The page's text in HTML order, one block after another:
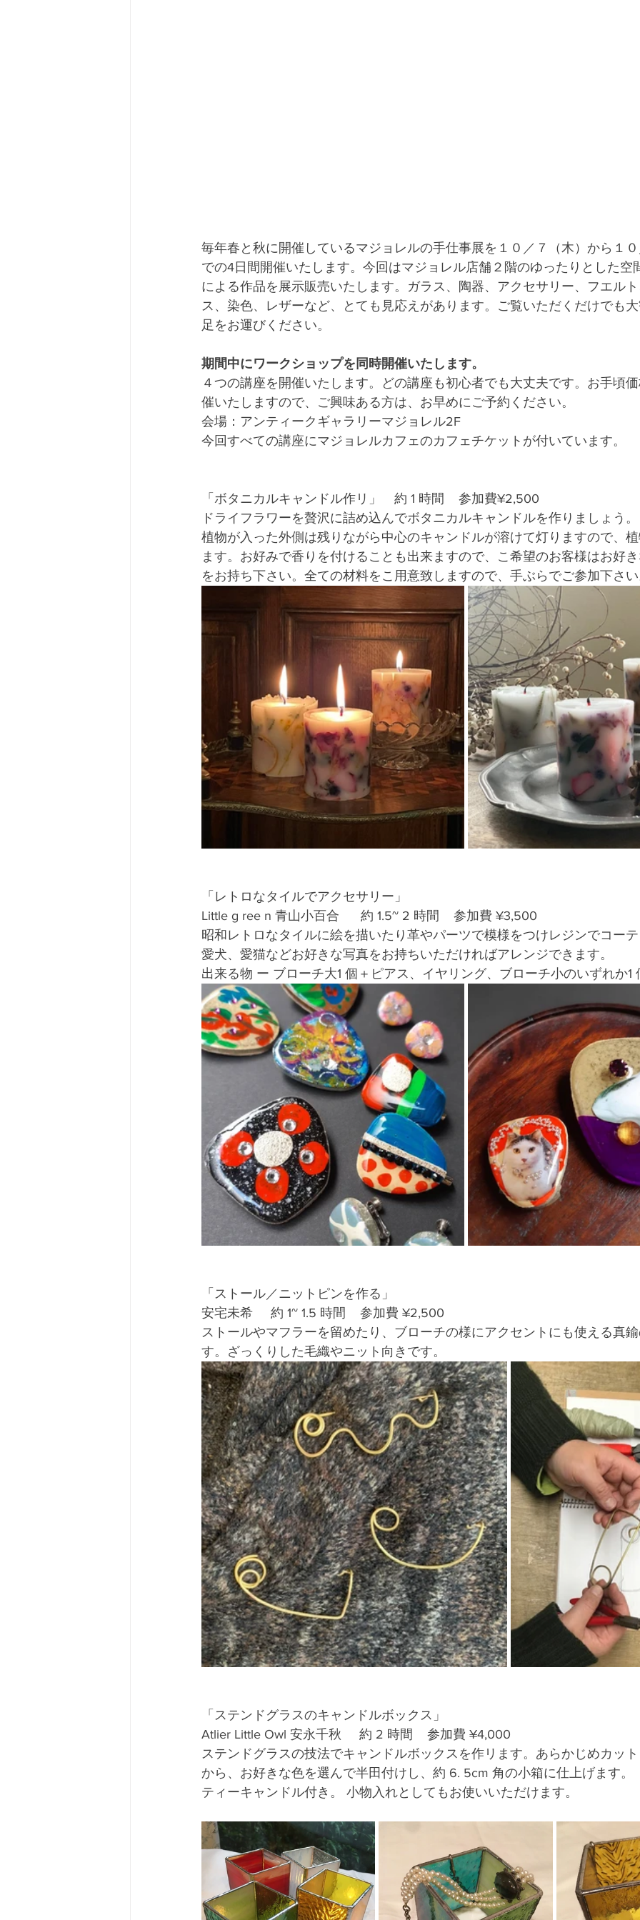
毎年春と秋に開催しているマジョレルの手仕事展を１０／７（木）から１
での4日間開催いたします。今回はマジョレル店舗２階のゆったりとした空
による作品を展示販売いたします。ガラス、陶器、アクセサリー、フエル
ス、染色、レザーなど、とても見応えがあります。ご覧いただくだけでも
足をお運びください。
期間中にワークショップを同時開催いたします。
４つの講座を開催いたします。どの講座も初心者でも大丈夫です。お手頃
催いたしますので、ご興味ある方は、お早めにご予約ください。
会場：アンティークギャラリーマジョレル2F
今回すべての講座にマジョレルカフェのカフェチケットが付いています。
「ボタニカルキャンドル作リ」　約 1 時間    参加費¥2,500
ドライフラワーを贅沢に詰め込んでボタニカルキャンドルを作りましょう。
植物が入った外側は残りながら中心のキャンドルが溶けて灯りますので、
ます。お好みで香りを付けることも出来ますので、こ希望のお客様はお好
をお持ち下さい。全ての材料をこ用意致しますので、手ぶらでご参加下さ
「レトロなタイルでアクセサリー」
Little g ree n 青山小百合      約 1.5~ 2 時間    参加費 ¥3,500
昭和レトロなタイルに絵を描いたり革やパーツで模様をつけレジンでコー
愛犬、愛猫などお好きな写真をお持ちいただければアレンジできます。
出来る物 ー ブローチ大1 個＋ピアス、イヤリング、ブローチ小のいずれか1
「ストール／ニットピンを作る」
安宅未希     約 1~ 1.5 時間    参加費 ¥2,500
ストールやマフラーを留めたり、ブローチの様にアクセントにも使える真
す。ざっくりした毛織やニット向きです。
「ステンドグラスのキャンドルボックス」
Atlier Little Owl 安永千秋     約 2 時間    参加費 ¥4,000
ステンドグラスの技法でキャンドルボックスを作リます。あらかじめカッ
から、お好きな色を選んで半田付けし、約 6. 5cm 角の小箱に仕上げます。
ティーキャンドル付き。 小物入れとしてもお使いいただけます。